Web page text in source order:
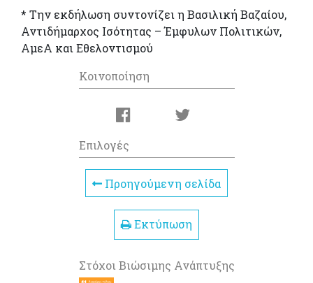
* Την εκδήλωση συντονίζει η Βασιλική Βαζαίου,
Αντιδήμαρχος Ισότητας – Έμφυλων Πολιτικών,
ΑμεΑ και Εθελοντισμού
Κοινοποίηση
Επιλογές
Προηγούμενη σελίδα
Εκτύπωση
Στόχοι Βιώσιμης Ανάπτυξης